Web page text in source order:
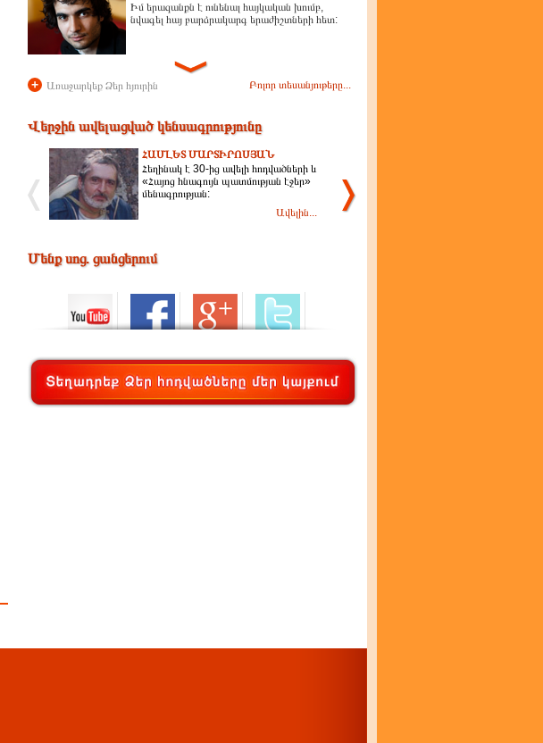
Իմ երազանքն է ունենալ հայկական խումբ,
նվագել հայ բարձրակարգ երաժիշտների հետ:
+ Առաջարկեք Ձեր հյուրին Բոլոր տեսանյութերը...
Վերջին ավելացված կենսագրությունը
ՀԱՄԼԵՏ ՄԱՐՏԻՐՈՍՅԱՆ
Հեղինակ է 30-ից ավելի հոդվածների և
«Հայոց հնագույն պատմության էջեր»
մենագրության:
Ավելին...
Մենք սոց. ցանցերում